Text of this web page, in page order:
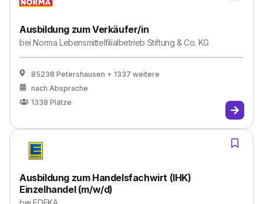
Ausbildung zum Verkäufer/in
beiNorma Lebensmittelfilialbetrieb Stiftung & Co. KG
85238 Petershausen + 1337 weitere
nach Absprache
1338 Plätze
Ausbildung zum Handelsfachwirt (IHK)
Einzelhandel (m/w/d)